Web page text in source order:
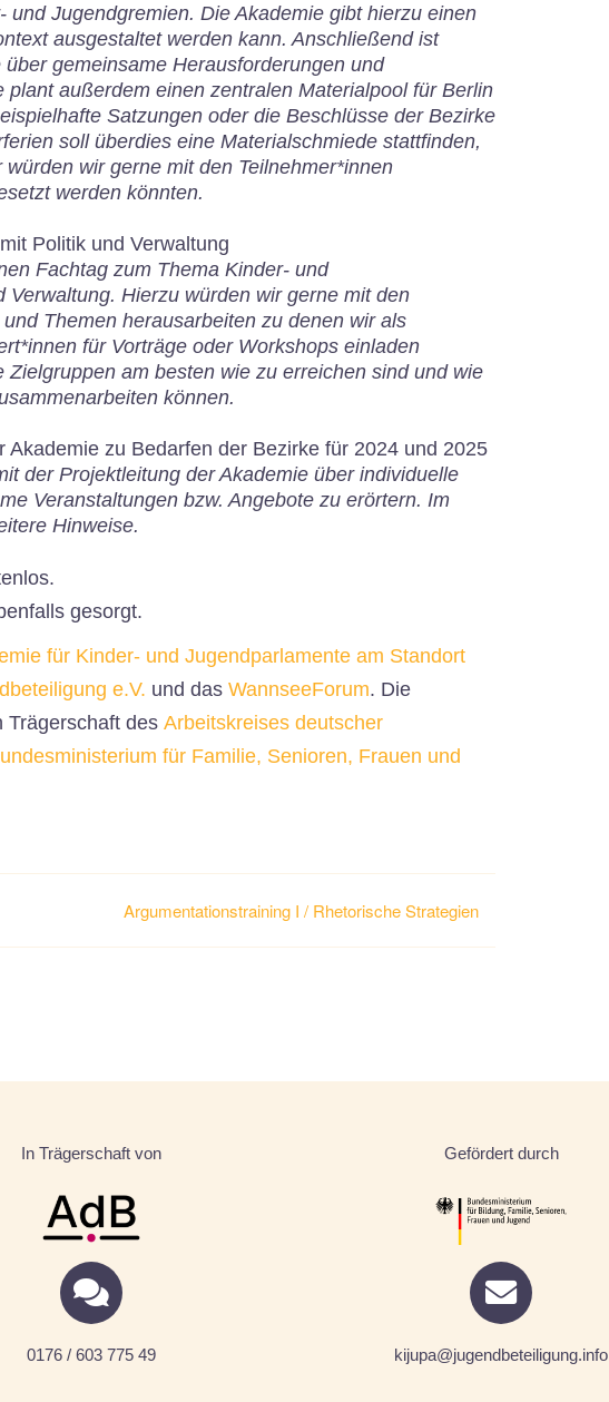
Jugendgremien. Die Akademie gibt hierzu einen
ausgestaltet werden kann. Anschließend ist
gemeinsame Herausforderungen und
außerdem einen zentralen Materialpool für Berlin
Satzungen oder die Beschlüsse der Bezirke
soll überdies eine Materialschmiede stattfinden,
wir gerne mit den Teilnehmer*innen
werden könnten.
Politik und Verwaltung
Fachtag zum Thema Kinder- und
Hierzu würden wir gerne mit den
Themen herausarbeiten zu denen wir als
für Vorträge oder Workshops einladen
am besten wie zu erreichen sind und wie
können.
Akademie zu Bedarfen der Bezirke für 2024 und 2025
der Projektleitung der Akademie über individuelle
Veranstaltungen bzw. Angebote zu erörtern. Im
Hinweise.
gesorgt.
für Kinder- und Jugendparlamente am Standort
e.V. und das WannseeForum. Die
Trägerschaft des Arbeitskreises deutscher
für Familie, Senioren, Frauen und
Argumentationstraining I / Rhetorische Strategien
In Trägerschaft von Gefördert durch
0176 / 603 775 49 kijupa@jugendbeteiligung.info